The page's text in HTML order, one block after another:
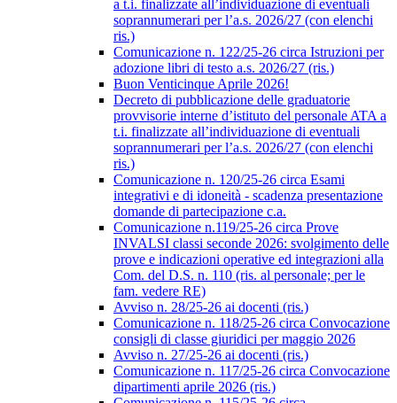
a t.i. finalizzate all’individuazione di eventuali
soprannumerari per l’a.s. 2026/27 (con elenchi
ris.)
Comunicazione n. 122/25-26 circa Istruzioni per
adozione libri di testo a.s. 2026/27 (ris.)
Buon Venticinque Aprile 2026!
Decreto di pubblicazione delle graduatorie
provvisorie interne d’istituto del personale ATA a
t.i. finalizzate all’individuazione di eventuali
soprannumerari per l’a.s. 2026/27 (con elenchi
ris.)
Comunicazione n. 120/25-26 circa Esami
integrativi e di idoneità - scadenza presentazione
domande di partecipazione c.a.
Comunicazione n.119/25-26 circa Prove
INVALSI classi seconde 2026: svolgimento delle
prove e indicazioni operative ed integrazioni alla
Com. del D.S. n. 110 (ris. al personale; per le
fam. vedere RE)
Avviso n. 28/25-26 ai docenti (ris.)
Comunicazione n. 118/25-26 circa Convocazione
consigli di classe giuridici per maggio 2026
Avviso n. 27/25-26 ai docenti (ris.)
Comunicazione n. 117/25-26 circa Convocazione
dipartimenti aprile 2026 (ris.)